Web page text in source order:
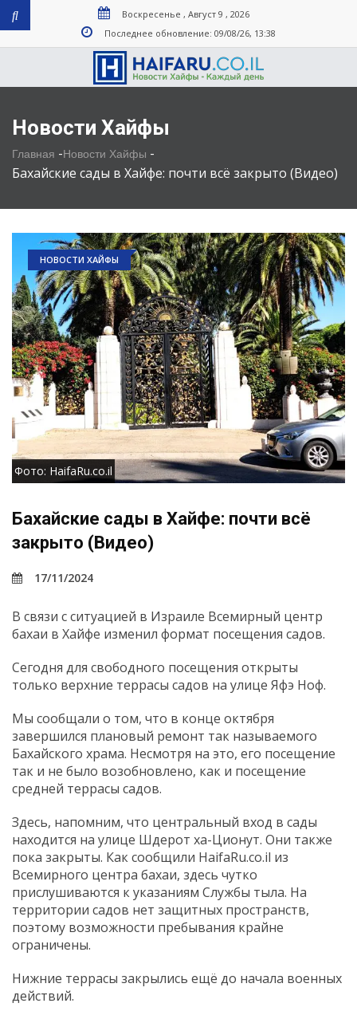
Воскресенье , Август 9 , 2026
Последнее обновление: 09/08/26, 13:38
Новости Хайфы
Главная -Новости Хайфы -
Бахайские сады в Хайфе: почти всё закрыто (Видео)
НОВОСТИ ХАЙФЫ
Фото: HaifaRu.co.il
Бахайские сады в Хайфе: почти всё
закрыто (Видео)
17/11/2024
В связи с ситуацией в Израиле Всемирный центр
бахаи в Хайфе изменил формат посещения садов.
Сегодня для свободного посещения открыты
только верхние террасы садов на улице Яфэ Ноф.
Мы сообщали о том, что в конце октября
завершился плановый ремонт так называемого
Бахайского храма. Несмотря на это, его посещение
так и не было возобновлено, как и посещение
средней террасы садов.
Здесь, напомним, что центральный вход в сады
находится на улице Шдерот ха-Ционут. Они также
пока закрыты. Как сообщили HaifaRu.co.il из
Всемирного центра бахаи, здесь чутко
прислушиваются к указаниям Службы тыла. На
территории садов нет защитных пространств,
поэтому возможности пребывания крайне
ограничены.
Нижние террасы закрылись ещё до начала военных
действий.